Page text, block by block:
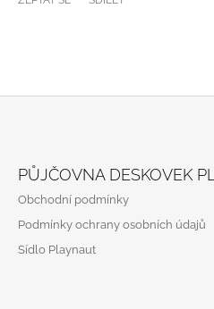
PŮJČOVNA DESKOVEK
Obchodní podmínky
Podmínky ochrany osobních údajů
Sídlo Playnaut